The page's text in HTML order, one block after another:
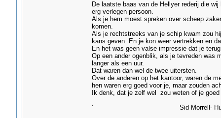
De laatste baas van de Hellyer rederij die
erg verlegen persoon.
Als je hem moest spreken over scheep
komen.
Als je rechtstreeks van je schip kwam zou
kans geven. En je kon weer vertrekken en
En het was geen valse impressie dat je
Op een ander ogenblik, als je tevreden was
langer als een uur.
Dat waren dan wel de twee uitersten.
Over de anderen op het kantoor, waren de
hen waren erg goed voor je, maar zouden
Ik denk, dat je zelf wel zou weten of je
' Sid Morrell-